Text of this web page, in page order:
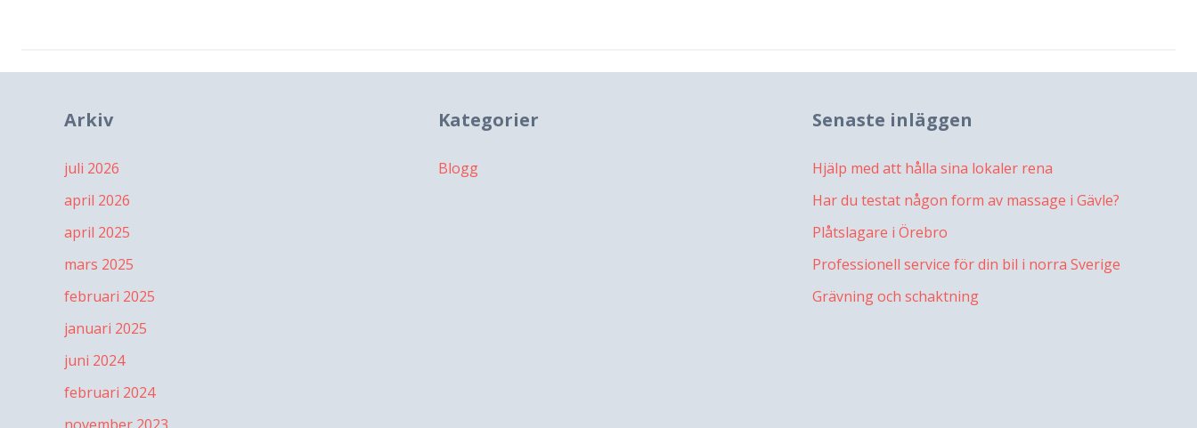
Arkiv
juli 2026
april 2026
april 2025
mars 2025
februari 2025
januari 2025
juni 2024
februari 2024
Kategorier
Blogg
Senaste inläggen
Hjälp med att hålla sina lokaler rena
Har du testat någon form av massage i Gävle?
Plåtslagare i Örebro
Professionell service för din bil i norra Sverige
Grävning och schaktning